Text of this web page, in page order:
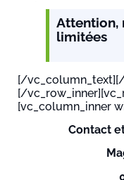
Attention,
limitées
[/
[/
[vc_column_inner
Contact